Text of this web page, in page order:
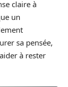
claire à
un
sa pensée,
à rester